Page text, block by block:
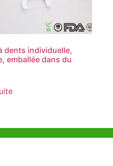
dents individuelle,
emballée dans du